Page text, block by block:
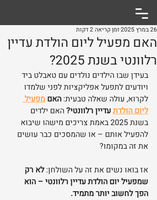
האם מפעיל ליום הולדת עדיין
רלוונטי בשנת 2025?
26 במרץ 2025 זמן קריאה 2 דקות
בעידן שבו הילדים נולדים עם טאבלט ביד
ויודעים לתפעל אפליקציות לפני שלמדו
לקרוא, עולה שאלה טבעית: האם מפעיל
ליום הולדת עדיין רלוונטי? האם ילדים
בשנת 2025 באמת צריכים מישהו שיבוא
להפעיל אותם – או שהמסכים כבר עושים
את זה במקומו?
אז בואו נשים את זה על השולחן: לא רק
שמפעיל יום הולדת עדיין רלוונטי – הוא
הפך לחשוב יותר מתמיד.